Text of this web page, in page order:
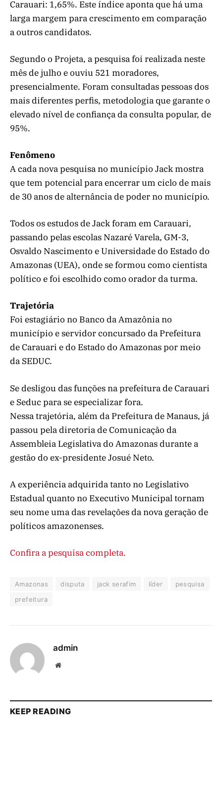
Carauari: 1,65%. Este índice aponta que há uma
larga margem para crescimento em comparação
a outros candidatos.
Segundo o Projeta, a pesquisa foi realizada neste
mês de julho e ouviu 521 moradores,
presencialmente. Foram consultadas pessoas dos
mais diferentes perfis, metodologia que garante o
elevado nível de confiança da consulta popular, de
95%.
Fenômeno
A cada nova pesquisa no município Jack mostra
que tem potencial para encerrar um ciclo de mais
de 30 anos de alternância de poder no município.
Todos os estudos de Jack foram em Carauari,
passando pelas escolas Nazaré Varela, GM-3,
Osvaldo Nascimento e Universidade do Estado do
Amazonas (UEA), onde se formou como cientista
político e foi escolhido como orador da turma.
Trajetória
Foi estagiário no Banco da Amazônia no
município e servidor concursado da Prefeitura
de Carauari e do Estado do Amazonas por meio
da SEDUC.
Se desligou das funções na prefeitura de Carauari
e Seduc para se especializar fora.
Nessa trajetória, além da Prefeitura de Manaus, já
passou pela diretoria de Comunicação da
Assembleia Legislativa do Amazonas durante a
gestão do ex-presidente Josué Neto.
A experiência adquirida tanto no Legislativo
Estadual quanto no Executivo Municipal tornam
seu nome uma das revelações da nova geração de
políticos amazonenses.
Confira a pesquisa completa.
Amazonas disputa jack serafim líder
pesquisa
prefeitura
admin
Website
KEEP READING